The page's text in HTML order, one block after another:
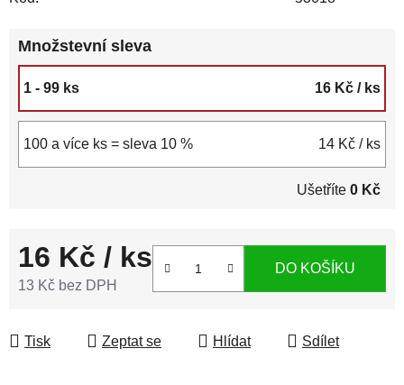
Množstevní sleva
1 - 99 ks 16 Kč / ks
100 a více ks = sleva 10 % 14 Kč / ks
Ušetříte 0 Kč
16 Kč / ks
13 Kč bez DPH
DO KOŠÍKU
Tisk Zeptat se Hlídat Sdílet